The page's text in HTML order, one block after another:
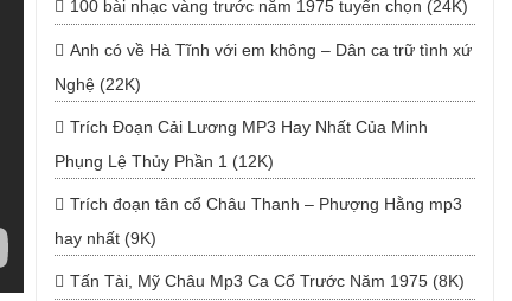
100 bài nhạc vàng trước năm 1975 tuyển chọn (24K)
Anh có về Hà Tĩnh với em không – Dân ca trữ tình xứ
Nghệ (22K)
Trích Đoạn Cải Lương MP3 Hay Nhất Của Minh
Phụng Lệ Thủy Phần 1 (12K)
Trích đoạn tân cổ Châu Thanh – Phượng Hằng mp3
hay nhất (9K)
Tấn Tài, Mỹ Châu Mp3 Ca Cổ Trước Năm 1975 (8K)